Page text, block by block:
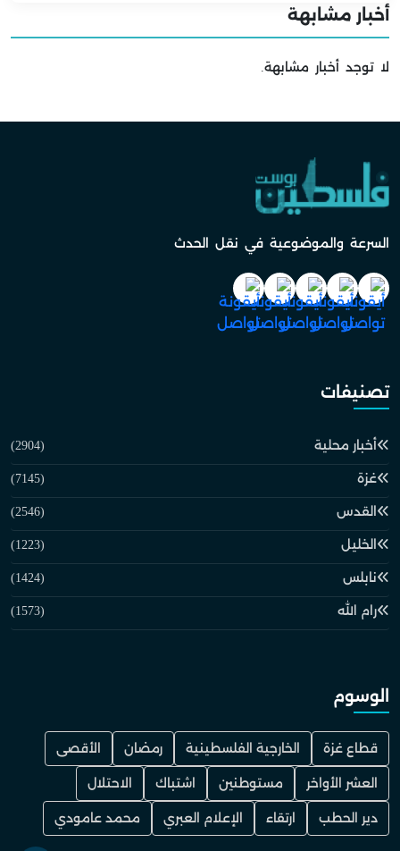
أخبار مشابهة
لا توجد أخبار مشابهة.
السرعة والموضوعية في نقل الحدث
تصنيفات
أخبار محلية (2904)
غزة (7145)
القدس (2546)
الخليل (1223)
نابلس (1424)
رام الله (1573)
الوسوم
قطاع غزة الخارجية الفلسطينية رمضان الأقصى
العشر الأواخر مستوطنين اشتباك الاحتلال
دير الحطب ارتقاء الإعلام العبري محمد عامودي